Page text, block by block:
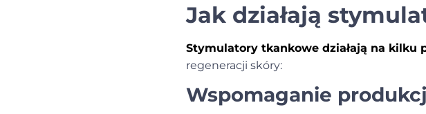
Jak działają
Stymulatory tkankowe działają na kilku
regeneracji skóry:
Wspomaganie